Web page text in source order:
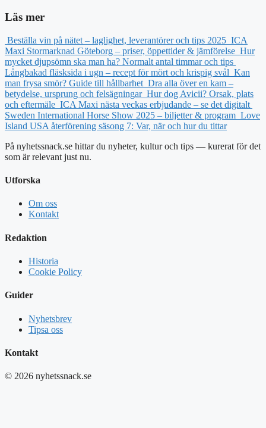
Läs mer
Beställa vin på nätet – laglighet, leverantörer och tips 2025 ICA
Maxi Stormarknad Göteborg – priser, öppettider & jämförelse Hur
mycket djupsömn ska man ha? Normalt antal timmar och tips
Långbakad fläsksida i ugn – recept för mört och krispig svål Kan
man frysa smör? Guide till hållbarhet Dra alla över en kam –
betydelse, ursprung och felsägningar Hur dog Avicii? Orsak, plats
och eftermäle ICA Maxi nästa veckas erbjudande – se det digitalt
Sweden International Horse Show 2025 – biljetter & program Love
Island USA återförening säsong 7: Var, när och hur du tittar
På nyhetssnack.se hittar du nyheter, kultur och tips — kurerat för det
som är relevant just nu.
Utforska
Om oss
Kontakt
Redaktion
Historia
Cookie Policy
Guider
Nyhetsbrev
Tipsa oss
Kontakt
© 2026 nyhetssnack.se